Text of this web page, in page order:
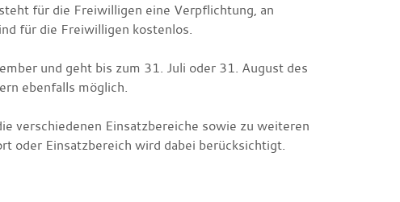
für die Freiwilligen eine Verpflichtung, an
für die Freiwilligen kostenlos.
und geht bis zum 31. Juli oder 31. August des
ebenfalls möglich.
verschiedenen Einsatzbereiche sowie zu weiteren
oder Einsatzbereich wird dabei berücksichtigt.